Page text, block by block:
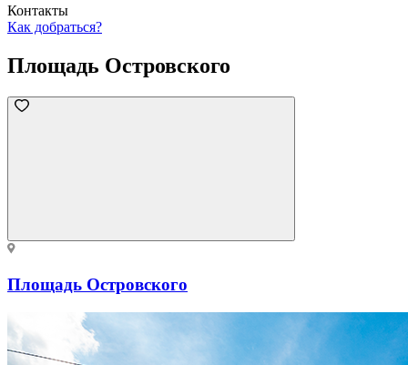
Контакты
Как добраться?
Площадь Островского
Площадь Островского